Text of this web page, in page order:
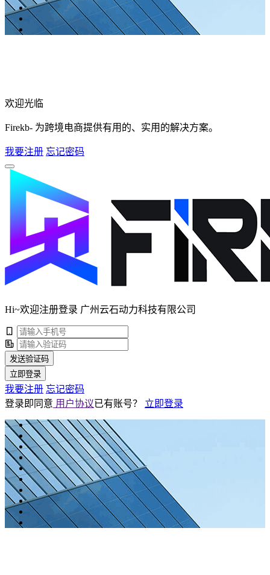
欢迎光临
Firekb- 为跨境电商提供有用的、实用的解决方案。
我要注册 忘记密码
Hi~欢迎注册登录 广州云石动力科技有限公司
发送验证码
立即登录
我要注册 忘记密码
登录即同意 用户协议已有账号？ 立即登录